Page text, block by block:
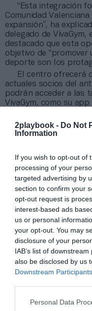
2playbook - Do Not
Information
If you wish to opt-out of
processing of your
targeted advertising by
section to confirm your
opt-out request is
interest-based ads
us or personal
your opt-out. You may
disclosure of your
IAB’s list of
also be disclosed by us
Downstream Participants
Personal Data
“Esta integración
Comunidad
expansión”, ha
delegado de VivaGym,
destacado que esta
objetivo de “promover
deporte son los
El centro ofrecerá
actuales socios del
podrán acceder a las
VivaGym, como su
en marcha su
promociones de
que va de año, tras la
gimnasios de Body
instalaciones de Quo
Providence, a
132 ubicaciones en
año pasado facturó
superar los 200
¿Quieres saber
Puedes hacerlo
especializada en
creación de
suscribirte al boletín